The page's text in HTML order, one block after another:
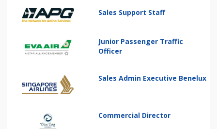
Sales Support Staff
Junior Passenger Traffic
Officer
Sales Admin Executive Benelux
Commercial Director